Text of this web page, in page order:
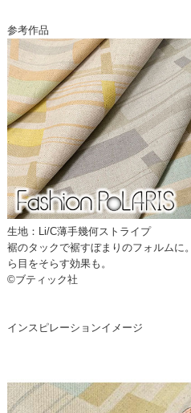
参考作品
生地：Li/C薄手幾何ストライプ
裾のタックで裾すぼまりのフォルムに
ら目をそらす効果も。
©ブティック社
インスピレーションイメージ